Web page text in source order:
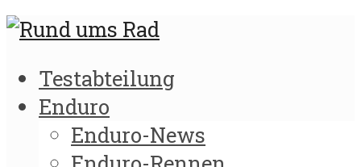
Testabteilung
Enduro
Enduro-News